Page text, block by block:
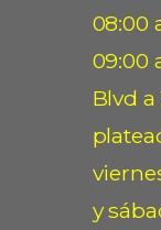
08:00
09:00
Blvd
y